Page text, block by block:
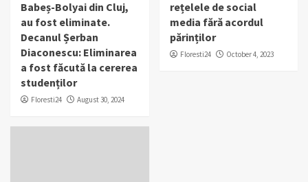
Babeș-Bolyai din Cluj,
au fost eliminate.
Decanul Șerban
Diaconescu: Eliminarea
a fost făcută la cererea
studenților
Floresti24 August 30, 2024
rețelele de social
media fără acordul
părinților
Floresti24 October 4, 2023